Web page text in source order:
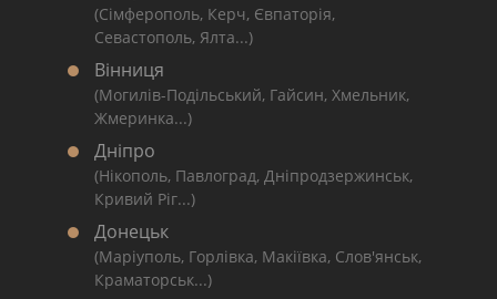
(Сімферополь, Керч, Євпаторія,
Севастополь, Ялта...)
Вінниця
(Могилів-Подільський, Гайсин, Хмельник,
Жмеринка...)
Дніпро
(Нікополь, Павлоград, Дніпродзержинськ,
Кривий Ріг...)
Донецьк
(Маріуполь, Горлівка, Макіївка, Слов'янськ,
Краматорськ...)